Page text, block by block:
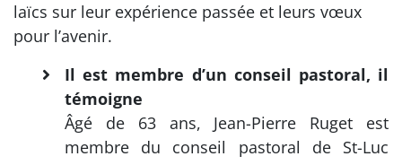
laïcs sur leur expérience passée et leurs vœux
pour l’avenir.
Il est membre d’un conseil pastoral, il
témoigne
Âgé de 63 ans, Jean-Pierre Ruget est
membre du conseil pastoral de St-Luc